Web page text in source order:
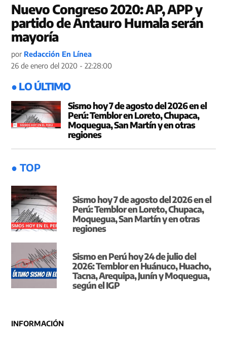
Nuevo Congreso 2020: AP, APP y
partido de Antauro Humala serán
mayoría
por Redacción En Línea
26 de enero del 2020 - 22:28:00
● LO ÚLTIMO
Sismo hoy 7 de agosto del 2026 en el
Perú: Temblor en Loreto, Chupaca,
Moquegua, San Martín y en otras
regiones
● TOP
Sismo hoy 7 de agosto del 2026 en el
Perú: Temblor en Loreto, Chupaca,
Moquegua, San Martín y en otras
regiones
Sismo en Perú hoy 24 de julio del
2026: Temblor en Huánuco, Huacho,
Tacna, Arequipa, Junín y Moquegua,
según el IGP
INFORMACIÓN